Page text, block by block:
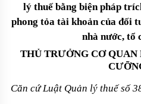
lý thuế bằng biện pháp
phong tỏa tài khoản của đối
nhà nước, tổ
THỦ TRƯỞNG CƠ
Căn cứ Luật Quản lý thuế số